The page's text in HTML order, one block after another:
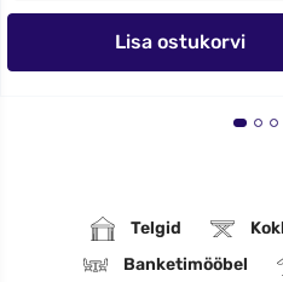
Lisa ostukorvi
Telgid
Banketimööbel